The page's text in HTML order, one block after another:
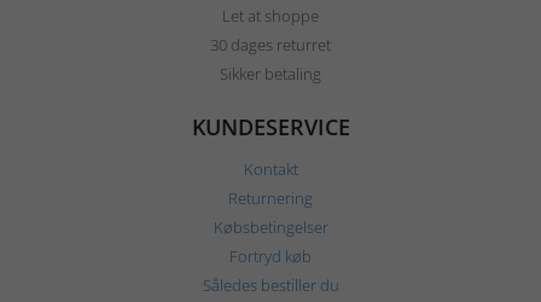
Let at shoppe
30 dages returret
Sikker betaling
KUNDESERVICE
Kontakt
Returnering
Købsbetingelser
Fortryd køb
Således bestiller du